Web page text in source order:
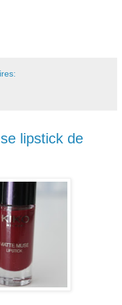
lipstick de